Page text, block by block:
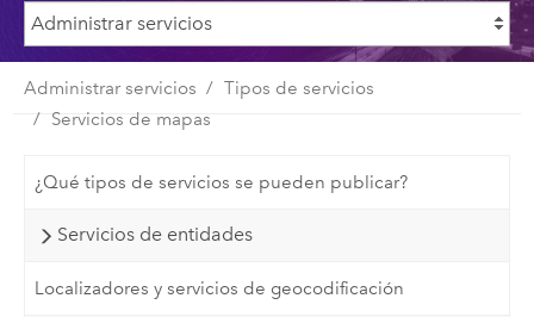
Administrar servicios
Tipos de servicios
Servicios de mapas
¿Qué tipos de servicios se pueden publicar?
Servicios de entidades
Localizadores y servicios de geocodificación